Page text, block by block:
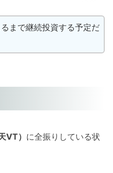
まで継続投資する予定だ
VT） に全振りしている状